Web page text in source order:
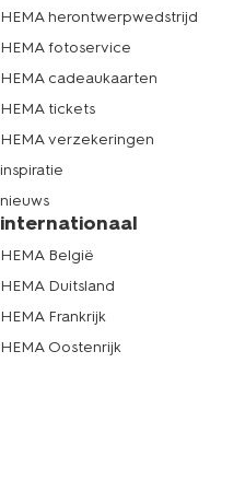
HEMA herontwerpwedstrijd
HEMA fotoservice
HEMA cadeaukaarten
HEMA tickets
HEMA verzekeringen
inspiratie
nieuws
internationaal
HEMA België
HEMA Duitsland
HEMA Frankrijk
HEMA Oostenrijk